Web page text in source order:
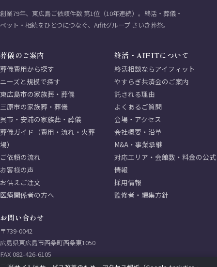
創業79年、東広島ご依頼件数 第1位（10年連続）。終活・葬儀・
ペット・相続をひとつにつなぐ、Aifitグループ さいき葬祭。
葬儀のご案内
葬儀費用から探す
ニーズと規模で探す
東広島市の家族葬・葬儀
三原市の家族葬・葬儀
呉市・安浦の家族葬・葬儀
葬儀ガイド（費用・流れ・火葬
場）
ご依頼の流れ
お客様の声
お供えご注文
医療関係者の方へ
終活・AIFITについて
終活相談ならアイフィット
やすらぎ共済会のご案内
託される理由
よくあるご質問
会場・アクセス
会社概要・沿革
M&A・事業承継
対応エリア・会館数・料金の公式
情報
採用情報
監修者・編集方針
お問い合わせ
〒739-0042
広島県東広島市西条町西条東1050
FAX 082-426-6105